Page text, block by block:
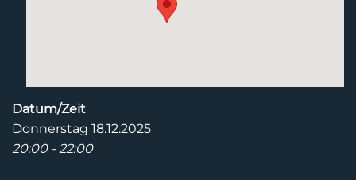
Datum/Zeit
Donnerstag 18.12.2025
20:00 - 22:00